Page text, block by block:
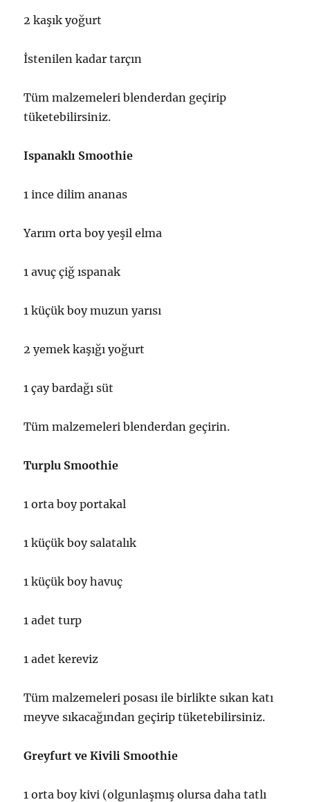
2 kaşık yoğurt
İstenilen kadar tarçın
Tüm malzemeleri blenderdan geçirip
tüketebilirsiniz.
Ispanaklı Smoothie
1 ince dilim ananas
Yarım orta boy yeşil elma
1 avuç çiğ ıspanak
1 küçük boy muzun yarısı
2 yemek kaşığı yoğurt
1 çay bardağı süt
Tüm malzemeleri blenderdan geçirin.
Turplu Smoothie
1 orta boy portakal
1 küçük boy salatalık
1 küçük boy havuç
1 adet turp
1 adet kereviz
Tüm malzemeleri posası ile birlikte sıkan katı
meyve sıkacağından geçirip tüketebilirsiniz.
Greyfurt ve Kivili Smoothie
1 orta boy kivi (olgunlaşmış olursa daha tatlı